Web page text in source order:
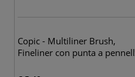
Copic - Multiliner Brush,
Fineliner con punta a